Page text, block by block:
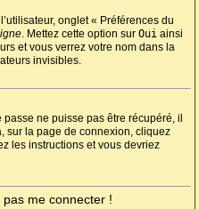
onglet « Préférences du
. Mettez cette option sur Oui ainsi
et vous verrez votre nom dans la
invisibles.
ne puisse pas être récupéré, il
sur la page de connexion, cliquez
les instructions et vous devriez
me connecter !